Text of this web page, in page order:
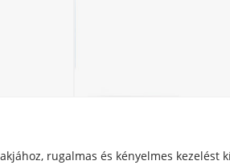
rugalmas és kényelmes kezelést